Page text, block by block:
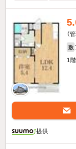
（
敷
1
提供